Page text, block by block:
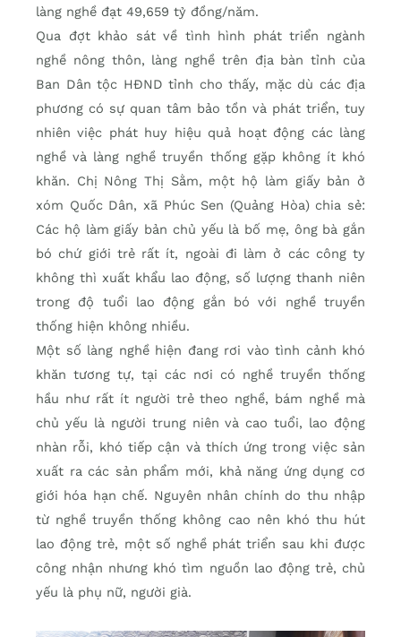
làng nghề đạt 49,659 tỷ đồng/năm.
Qua đợt khảo sát về tình hình phát triển ngành
nghề nông thôn, làng nghề trên địa bàn tỉnh của
Ban Dân tộc HĐND tỉnh cho thấy, mặc dù các địa
phương có sự quan tâm bảo tồn và phát triển, tuy
nhiên việc phát huy hiệu quả hoạt động các làng
nghề và làng nghề truyền thống gặp không ít khó
khăn. Chị Nông Thị Sằm, một hộ làm giấy bản ở
xóm Quốc Dân, xã Phúc Sen (Quảng Hòa) chia sẻ:
Các hộ làm giấy bản chủ yếu là bố mẹ, ông bà gắn
bó chứ giới trẻ rất ít, ngoài đi làm ở các công ty
không thì xuất khẩu lao động, số lượng thanh niên
trong độ tuổi lao động gắn bó với nghề truyền
thống hiện không nhiều.
Một số làng nghề hiện đang rơi vào tình cảnh khó
khăn tương tự, tại các nơi có nghề truyền thống
hầu như rất ít người trẻ theo nghề, bám nghề mà
chủ yếu là người trung niên và cao tuổi, lao động
nhàn rỗi, khó tiếp cận và thích ứng trong việc sản
xuất ra các sản phẩm mới, khả năng ứng dụng cơ
giới hóa hạn chế. Nguyên nhân chính do thu nhập
từ nghề truyền thống không cao nên khó thu hút
lao động trẻ, một số nghề phát triển sau khi được
công nhận nhưng khó tìm nguồn lao động trẻ, chủ
yếu là phụ nữ, người già.